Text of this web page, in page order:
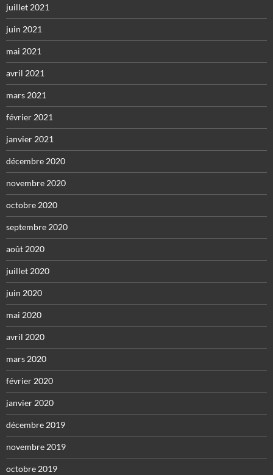
juillet 2021
juin 2021
mai 2021
avril 2021
mars 2021
février 2021
janvier 2021
décembre 2020
novembre 2020
octobre 2020
septembre 2020
août 2020
juillet 2020
juin 2020
mai 2020
avril 2020
mars 2020
février 2020
janvier 2020
décembre 2019
novembre 2019
octobre 2019